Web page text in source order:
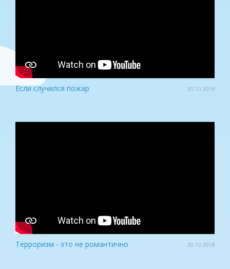
Если случился пожар 30.10.2018
Терроризм - это не романтично 30.10.2018